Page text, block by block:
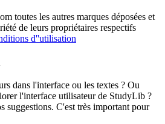
toutes les autres marques déposées et
de leurs propriétaires respectifs
d''utilisation
dans l'interface ou les textes ? Ou
l'interface utilisateur de StudyLib ?
suggestions. C'est très important pour